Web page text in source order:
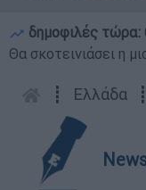
δημοφιλές τώρα:
Θα σκοτεινιάσει η
┋ Ελλάδα